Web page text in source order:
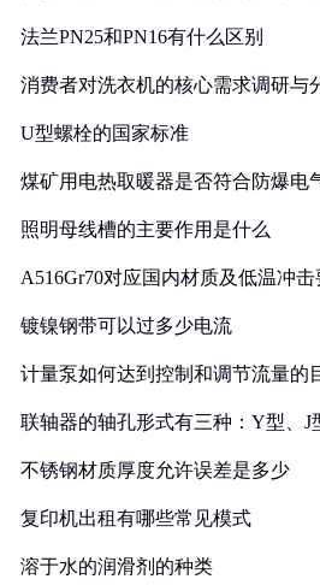
法兰PN25和PN16有什么区别
消费者对洗衣机的核心需求调研与
U型螺栓的国家标准
煤矿用电热取暖器是否符合防爆电
照明母线槽的主要作用是什么
A516Gr70对应国内材质及低温冲
镀镍钢带可以过多少电流
计量泵如何达到控制和调节流量的
联轴器的轴孔形式有三种：Y型、J
不锈钢材质厚度允许误差是多少
复印机出租有哪些常见模式
溶于水的润滑剂的种类